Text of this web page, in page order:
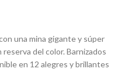
una mina gigante y súper
del color. Barnizados
en 12 alegres y brillantes